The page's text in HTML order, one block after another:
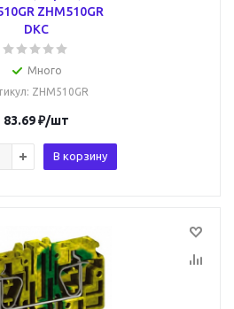
ZHM510GR
DKC
Много
: ZHM510GR
83.69₽/шт
В корзину